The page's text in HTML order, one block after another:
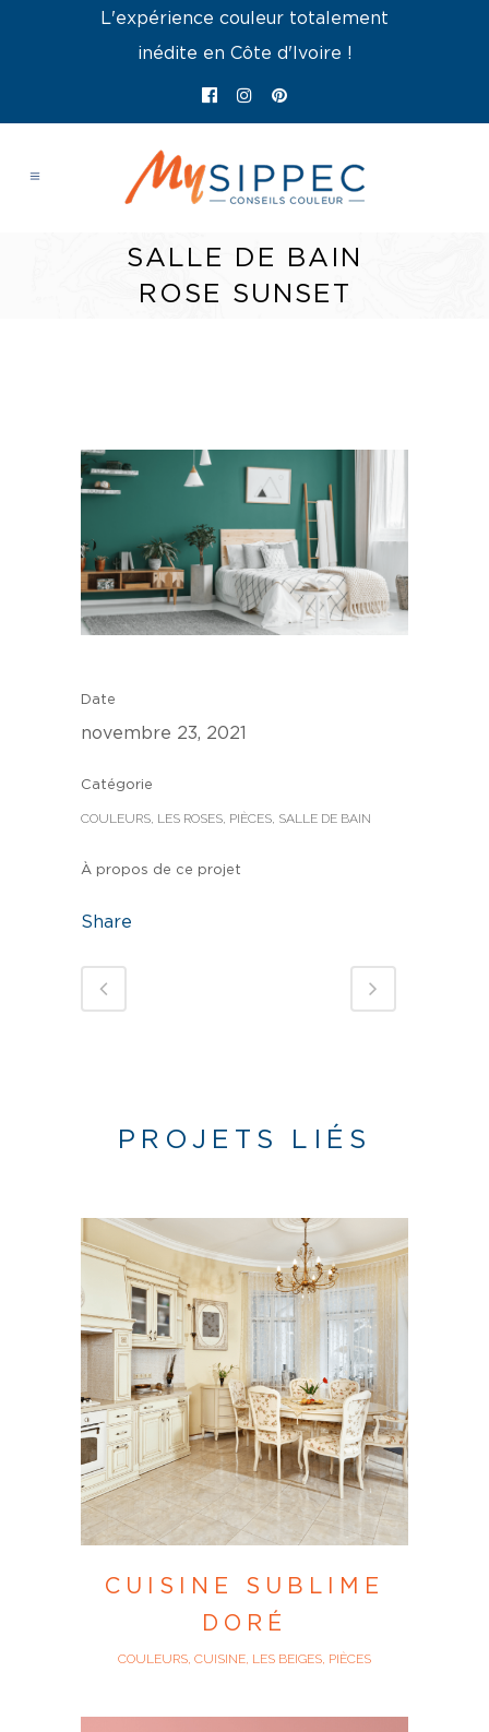
L'expérience couleur totalement
inédite en Côte d'Ivoire !
SALLE DE BAIN
ROSE SUNSET
Date
novembre 23, 2021
Catégorie
COULEURS, LES ROSES, PIÈCES, SALLE DE BAIN
À propos de ce projet
Share
PROJETS LIÉS
CUISINE SUBLIME
DORÉ
COULEURS, CUISINE, LES BEIGES, PIÈCES